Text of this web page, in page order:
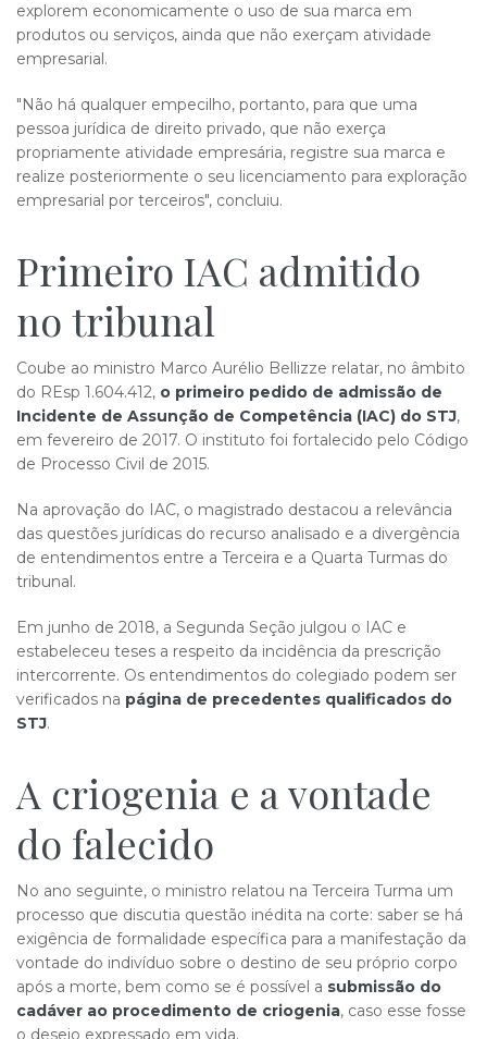
explorem economicamente o uso de sua marca em
produtos ou serviços, ainda que não exerçam atividade
empresarial.
"Não há qualquer empecilho, portanto, para que uma
pessoa jurídica de direito privado, que não exerça
propriamente atividade empresária, registre sua marca e
realize posteriormente o seu licenciamento para exploração
empresarial por terceiros", concluiu.
Primeiro IAC admitido​​​
no tribunal
Coube ao ministro Marco Aurélio Bellizze relatar, no âmbito
do REsp 1.604.412, o primeiro pedido de admissão de
Incidente de Assunção de Competência (IAC) do STJ,
em fevereiro de 2017. O instituto foi fortalecido pelo Código
de Processo Civil de 2015.
Na aprovação do IAC, o magistrado destacou a relevância
das questões jurídicas do recurso analisado e a divergência
de entendimentos entre a Terceira e a Quarta Turmas do
tribunal.
Em junho de 2018, a Segunda Seção julgou o IAC e
estabeleceu teses a respeito da incidência da prescrição
intercorrente. Os entendimentos do colegiado podem ser
verificados na página de precedentes qualificados do
STJ.
A criogenia e a vontade
do faleci​​do
No ano seguinte, o ministro relatou na Terceira Turma um
processo que discutia questão inédita na corte: saber se há
exigência de formalidade específica para a manifestação da
vontade do indivíduo sobre o destino de seu próprio corpo
após a morte, bem como se é possível a submissão do
cadáver ao procedimento de criogenia, caso esse fosse
o desejo expressado em vida.